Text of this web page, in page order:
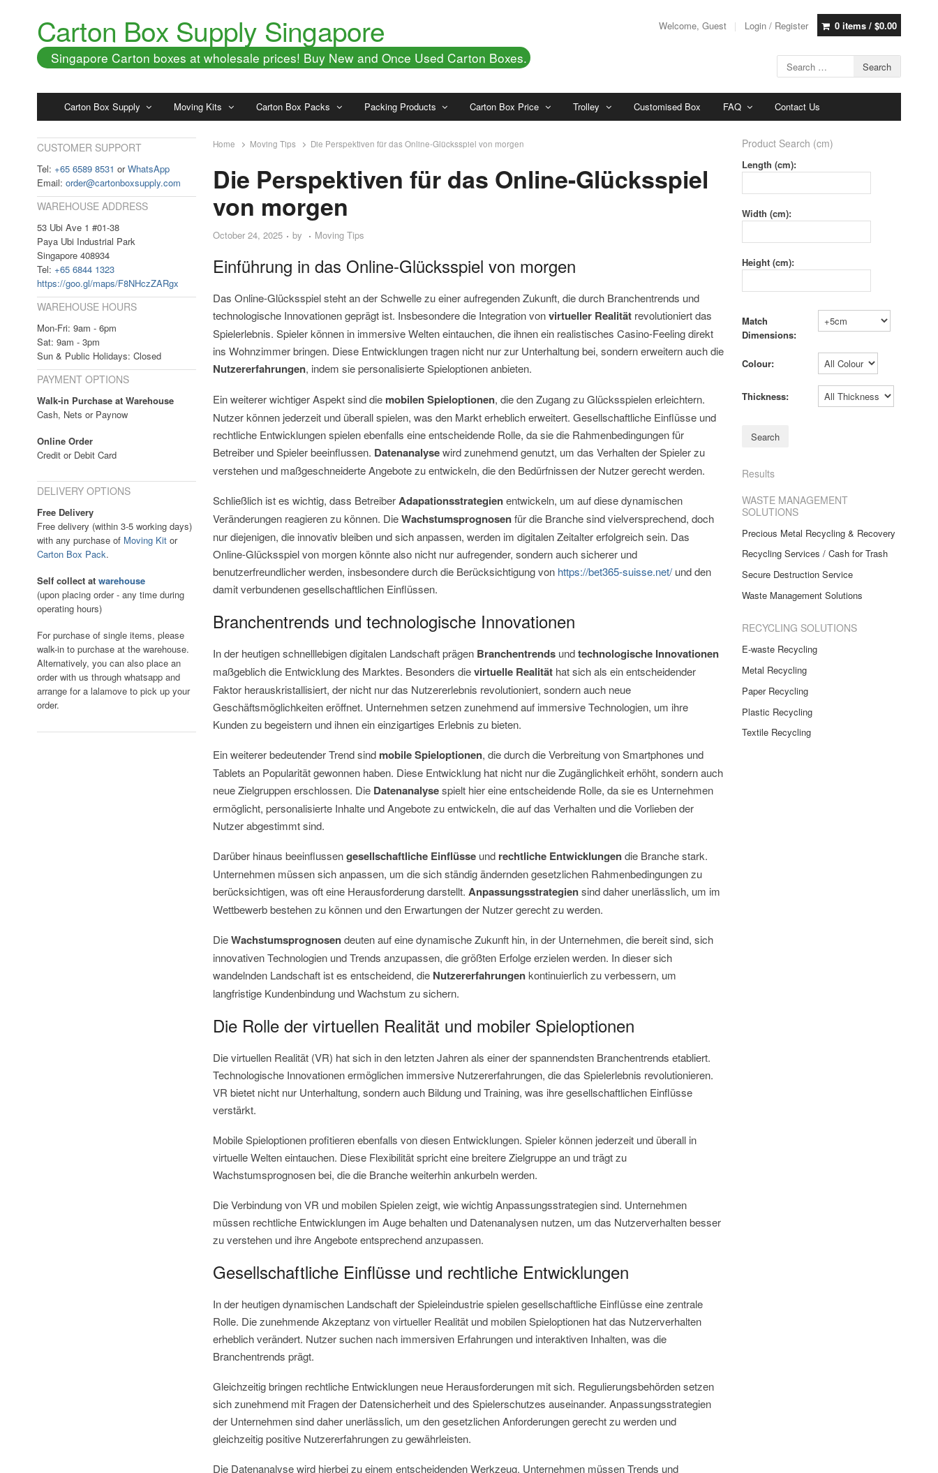
Welcome, Guest Login / Register 0 items / $0.00
Carton Box Supply Singapore
Singapore Carton boxes at wholesale prices! Buy New and Once Used Carton Boxes.
Carton Box Supply Moving Kits Carton Box Packs Packing Products Carton Box Price Trolley Customised Box FAQ Contact Us
Home Moving Tips Die Perspektiven für das Online-Glücksspiel von morgen
Die Perspektiven für das Online-Glücksspiel
von morgen
October 24, 2025 by Moving Tips
Einführung in das Online-Glücksspiel von morgen
Das Online-Glücksspiel steht an der Schwelle zu einer aufregenden Zukunft, die durch Branchentrends und
technologische Innovationen geprägt ist. Insbesondere die Integration vonvirtueller Realität revolutioniert das
Spielerlebnis. Spieler können in immersive Welten eintauchen, die ihnen ein realistisches Casino-Feeling direkt
ins Wohnzimmer bringen. Diese Entwicklungen tragen nicht nur zur Unterhaltung bei, sondern erweitern auch die
Nutzererfahrungen, indem sie personalisierte Spieloptionen anbieten.
Ein weiterer wichtiger Aspekt sind die mobilen Spieloptionen, die den Zugang zu Glücksspielen erleichtern.
Nutzer können jederzeit und überall spielen, was den Markt erheblich erweitert. Gesellschaftliche Einflüsse und
rechtliche Entwicklungen spielen ebenfalls eine entscheidende Rolle, da sie die Rahmenbedingungen für
Betreiber und Spieler beeinflussen. Datenanalysewird zunehmend genutzt, um das Verhalten der Spieler zu
verstehen und maßgeschneiderte Angebote zu entwickeln, die den Bedürfnissen der Nutzer gerecht werden.
Schließlich ist es wichtig, dass BetreiberAdapationsstrategienentwickeln, um auf diese dynamischen
Veränderungen reagieren zu können. DieWachstumsprognosenfür die Branche sind vielversprechend, doch
nur diejenigen, die innovativ bleiben und sich anpassen, werden im digitalen Zeitalter erfolgreich sein. Das
Online-Glücksspiel von morgen könnte also nicht nur aufregender, sondern auch sicherer und
benutzerfreundlicher werden, insbesondere durch die Berücksichtigung von https://bet365-suisse.net/ und den
damit verbundenen gesellschaftlichen Einflüssen.
Branchentrends und technologische Innovationen
In der heutigen schnelllebigen digitalen Landschaft prägen Branchentrends undtechnologische Innovationen
maßgeblich die Entwicklung des Marktes. Besonders dievirtuelle Realität hat sich als ein entscheidender
Faktor herauskristallisiert, der nicht nur das Nutzererlebnis revolutioniert, sondern auch neue
Geschäftsmöglichkeiten eröffnet. Unternehmen setzen zunehmend auf immersive Technologien, um ihre
Kunden zu begeistern und ihnen ein einzigartiges Erlebnis zu bieten.
Ein weiterer bedeutender Trend sind mobile Spieloptionen, die durch die Verbreitung von Smartphones und
Tablets an Popularität gewonnen haben. Diese Entwicklung hat nicht nur die Zugänglichkeit erhöht, sondern auch
neue Zielgruppen erschlossen. Die Datenanalysespielt hier eine entscheidende Rolle, da sie es Unternehmen
ermöglicht, personalisierte Inhalte und Angebote zu entwickeln, die auf das Verhalten und die Vorlieben der
Nutzer abgestimmt sind.
Darüber hinaus beeinflussengesellschaftliche Einflüsse und rechtliche Entwicklungendie Branche stark.
Unternehmen müssen sich anpassen, um die sich ständig ändernden gesetzlichen Rahmenbedingungen zu
berücksichtigen, was oft eine Herausforderung darstellt.Anpassungsstrategiensind daher unerlässlich, um im
Wettbewerb bestehen zu können und den Erwartungen der Nutzer gerecht zu werden.
DieWachstumsprognosendeuten auf eine dynamische Zukunft hin, in der Unternehmen, die bereit sind, sich
innovativen Technologien und Trends anzupassen, die größten Erfolge erzielen werden. In dieser sich
wandelnden Landschaft ist es entscheidend, die Nutzererfahrungenkontinuierlich zu verbessern, um
langfristige Kundenbindung und Wachstum zu sichern.
Die Rolle der virtuellen Realität und mobiler Spieloptionen
Die virtuellen Realität (VR) hat sich in den letzten Jahren als einer der spannendsten Branchentrends etabliert.
Technologische Innovationen ermöglichen immersive Nutzererfahrungen, die das Spielerlebnis revolutionieren.
VR bietet nicht nur Unterhaltung, sondern auch Bildung und Training, was ihre gesellschaftlichen Einflüsse
verstärkt.
Mobile Spieloptionen profitieren ebenfalls von diesen Entwicklungen. Spieler können jederzeit und überall in
virtuelle Welten eintauchen. Diese Flexibilität spricht eine breitere Zielgruppe an und trägt zu
Wachstumsprognosen bei, die die Branche weiterhin ankurbeln werden.
Die Verbindung von VR und mobilen Spielen zeigt, wie wichtig Anpassungsstrategien sind. Unternehmen
müssen rechtliche Entwicklungen im Auge behalten und Datenanalysen nutzen, um das Nutzerverhalten besser
zu verstehen und ihre Angebote entsprechend anzupassen.
Gesellschaftliche Einflüsse und rechtliche Entwicklungen
In der heutigen dynamischen Landschaft der Spieleindustrie spielen gesellschaftliche Einflüsse eine zentrale
Rolle. Die zunehmende Akzeptanz von virtueller Realität und mobilen Spieloptionen hat das Nutzerverhalten
erheblich verändert. Nutzer suchen nach immersiven Erfahrungen und interaktiven Inhalten, was die
Branchentrends prägt.
Gleichzeitig bringen rechtliche Entwicklungen neue Herausforderungen mit sich. Regulierungsbehörden setzen
sich zunehmend mit Fragen der Datensicherheit und des Spielerschutzes auseinander. Anpassungsstrategien
der Unternehmen sind daher unerlässlich, um den gesetzlichen Anforderungen gerecht zu werden und
gleichzeitig positive Nutzererfahrungen zu gewährleisten.
Die Datenanalyse wird hierbei zu einem entscheidenden Werkzeug. Unternehmen müssen Trends und
Product Search (cm)
Length (cm):
Width (cm):
Height (cm):
Match
Dimensions:
Colour:
Thickness:
Results
WASTE MANAGEMENT
SOLUTIONS
Precious Metal Recycling & Recovery
Recycling Services / Cash for Trash
Secure Destruction Service
Waste Management Solutions
RECYCLING SOLUTIONS
E-waste Recycling
Metal Recycling
Paper Recycling
Plastic Recycling
Textile Recycling
CUSTOMER SUPPORT
Tel: +65 6589 8531 orWhatsApp
Email: order@cartonboxsupply.com
WAREHOUSE ADDRESS
53 Ubi Ave 1 #01-38
Paya Ubi Industrial Park
Singapore 408934
Tel: +65 6844 1323
https://goo.gl/maps/F8NHczZARgx
WAREHOUSE HOURS
Mon-Fri: 9am - 6pm
Sat: 9am - 3pm
Sun & Public Holidays: Closed
PAYMENT OPTIONS
Walk-in Purchase at Warehouse
Cash, Nets or Paynow
Online Order
Credit or Debit Card
DELIVERY OPTIONS
Free Delivery
Free delivery (within 3-5 working days)
with any purchase of Moving Kitor
Carton Box Pack.
Self collect at warehouse
(upon placing order - any time during
operating hours)
For purchase of single items, please
walk-in to purchase at the warehouse.
Alternatively, you can also place an
order with us through whatsapp and
arrange for a lalamove to pick up your
order.